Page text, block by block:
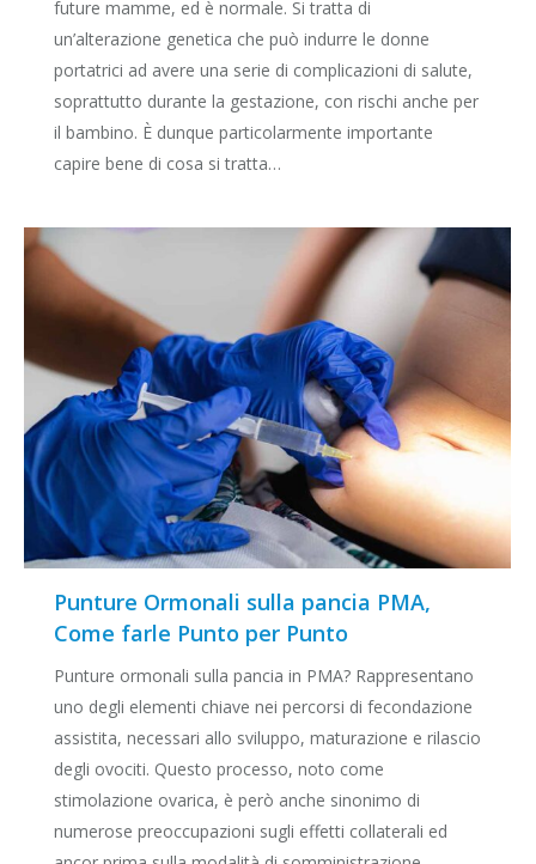
future mamme, ed è normale. Si tratta di
un’alterazione genetica che può indurre le donne
portatrici ad avere una serie di complicazioni di salute,
soprattutto durante la gestazione, con rischi anche per
il bambino. È dunque particolarmente importante
capire bene di cosa si tratta…
Punture Ormonali sulla pancia PMA,
Come farle Punto per Punto
Punture ormonali sulla pancia in PMA? Rappresentano
uno degli elementi chiave nei percorsi di fecondazione
assistita, necessari allo sviluppo, maturazione e rilascio
degli ovociti. Questo processo, noto come
stimolazione ovarica, è però anche sinonimo di
numerose preoccupazioni sugli effetti collaterali ed